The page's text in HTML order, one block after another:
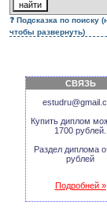
Подсказка по поиску
чтобы развернуть)
СВЯЗЬ
Купить диплом
1700 рублей.
Раздел диплома
рублей
Подробней »